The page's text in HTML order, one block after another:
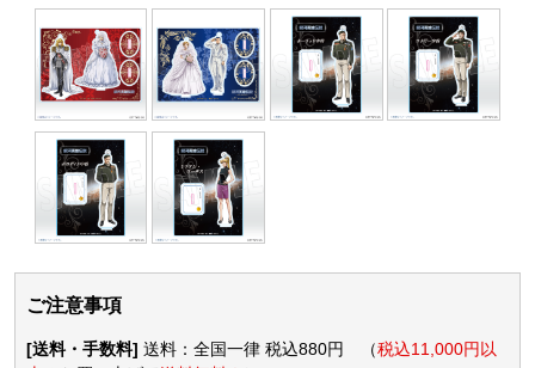
ご注意事項
[送料・手数料] 送料：全国一律 税込880円 （税込11,000円以